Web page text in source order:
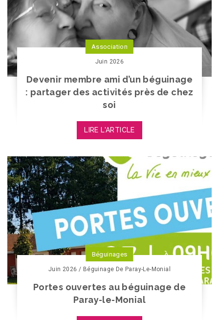
Association
Juin 2026
Devenir membre ami d’un béguinage
: partager des activités près de chez
soi
LIRE L'ARTICLE
Béguinages
Juin 2026 / Béguinage De Paray-Le-Monial
Portes ouvertes au béguinage de
Paray-le-Monial